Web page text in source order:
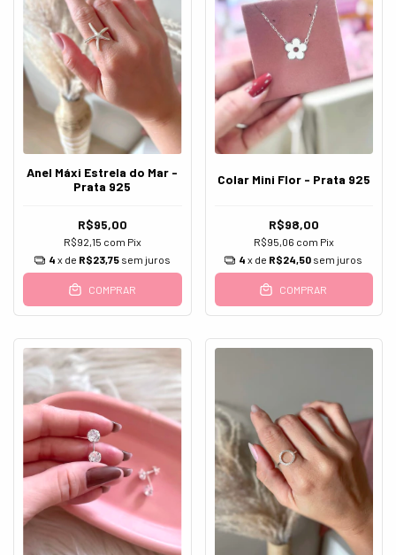
Anel Máxi Estrela do Mar -
Prata 925
R$95,00
R$92,15 com Pix
4 x de R$23,75 sem juros
COMPRAR
Colar Mini Flor - Prata 925
R$98,00
R$95,06 com Pix
4 x de R$24,50 sem juros
COMPRAR